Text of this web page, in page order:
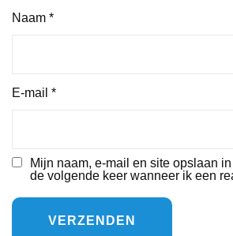
Naam *
E-mail *
Mijn naam, e-mail en site opslaan
de volgende keer wanneer ik een